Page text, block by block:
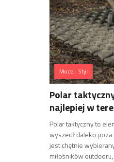
Moda i Styl
Polar
najlepiej w
Polar taktyczny to
wyszedł daleko
jest chętnie
miłośników